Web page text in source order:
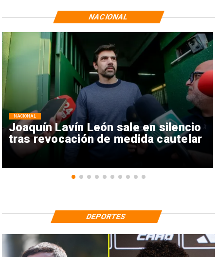
Joaquín Lavín León sale en silencio
tras revocación de medida cautelar
NACIONAL
NACIONAL
DEPORTES